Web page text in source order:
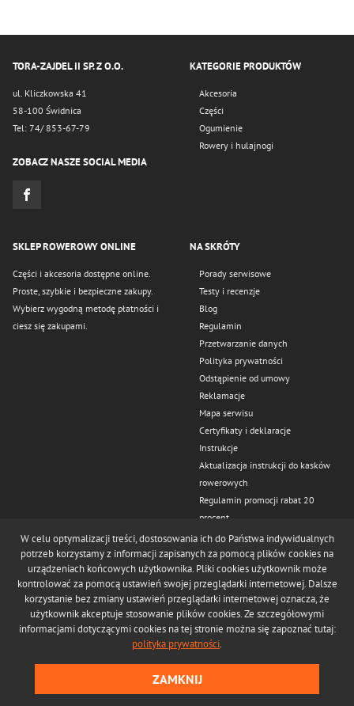
TORA-ZAJDEL II SP. Z O.O.
ul. Kliczkowska 41
58-100 Świdnica
Tel: 74/ 853-67-79
ZOBACZ NASZE SOCIAL MEDIA
KATEGORIE PRODUKTÓW
Akcesoria
Części
Ogumienie
Rowery i hulajnogi
SKLEP ROWEROWY ONLINE
Części i akcesoria dostępne online.
Proste, szybkie i bezpieczne zakupy.
Wybierz wygodną metodę płatności i
ciesz się zakupami.
NA SKRÓTY
Porady serwisowe
Testy i recenzje
Blog
Regulamin
Przetwarzanie danych
Polityka prywatności
Odstąpienie od umowy
Reklamacje
Mapa serwisu
Certyfikaty i deklaracje
Instrukcje
Aktualizacja instrukcji do kasków
rowerowych
Regulamin promocji rabat 20
procent
Kontakt
Odstąp od umowy tutaj
© Copyright 2022 Tora-Zajdel II Sp. z o.o.
Realizacja: Ideo
W celu optymalizacji treści, dostosowania ich do Państwa indywidualnych
potrzeb korzystamy z informacji zapisanych za pomocą plików cookies na
urządzeniach końcowych użytkownika. Pliki cookies użytkownik może
kontrolować za pomocą ustawień swojej przeglądarki internetowej. Dalsze
korzystanie bez zmiany ustawień przeglądarki internetowej oznacza, że
użytkownik akceptuje stosowanie plików cookies. Ze szczegółowymi
informacjami dotyczącymi cookies na tej stronie można się zapoznać tutaj:
polityka prywatności.
ZAMKNIJ